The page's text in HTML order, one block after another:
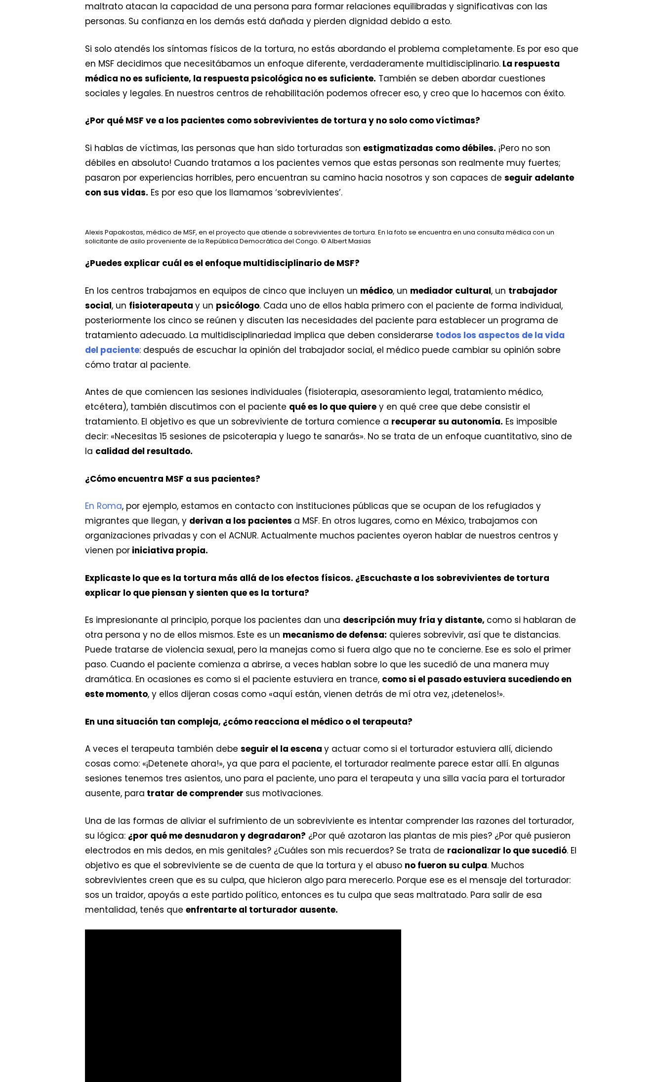
maltrato atacan la capacidad de una persona para formar relaciones equilibradas y significativas con las
personas. Su confianza en los demás está dañada y pierden dignidad debido a esto.
Si solo atendés los síntomas físicos de la tortura, no estás abordando el problema completamente. Es por eso que
en MSF decidimos que necesitábamos un enfoque diferente, verdaderamente multidisciplinario. La respuesta
médica no es suficiente, la respuesta psicológica no es suficiente. También se deben abordar cuestiones
sociales y legales. En nuestros centros de rehabilitación podemos ofrecer eso, y creo que lo hacemos con éxito.
¿Por qué MSF ve a los pacientes como sobrevivientes de tortura y no solo como víctimas?
Si hablas de víctimas, las personas que han sido torturadas son estigmatizadas como débiles. ¡Pero no son
débiles en absoluto! Cuando tratamos a los pacientes vemos que estas personas son realmente muy fuertes;
pasaron por experiencias horribles, pero encuentran su camino hacia nosotros y son capaces de seguir adelante
con sus vidas. Es por eso que los llamamos ‘sobrevivientes’.
Alexis Papakostas, médico de MSF, en el proyecto que atiende a sobrevivientes de tortura. En la foto se encuentra en una consulta médica con un
solicitante de asilo proveniente de la República Democrática del Congo. © Albert Masias
¿Puedes explicar cuál es el enfoque multidisciplinario de MSF?
En los centros trabajamos en equipos de cinco que incluyen un médico, un mediador cultural, un trabajador
social, un fisioterapeuta y un psicólogo. Cada uno de ellos habla primero con el paciente de forma individual,
posteriormente los cinco se reúnen y discuten las necesidades del paciente para establecer un programa de
tratamiento adecuado. La multidisciplinariedad implica que deben considerarse todos los aspectos de la vida
del paciente: después de escuchar la opinión del trabajador social, el médico puede cambiar su opinión sobre
cómo tratar al paciente.
Antes de que comiencen las sesiones individuales (fisioterapia, asesoramiento legal, tratamiento médico,
etcétera), también discutimos con el paciente qué es lo que quiere y en qué cree que debe consistir el
tratamiento. El objetivo es que un sobreviviente de tortura comience a recuperar su autonomía. Es imposible
decir: «Necesitas 15 sesiones de psicoterapia y luego te sanarás». No se trata de un enfoque cuantitativo, sino de
la calidad del resultado.
¿Cómo encuentra MSF a sus pacientes?
En Roma, por ejemplo, estamos en contacto con instituciones públicas que se ocupan de los refugiados y
migrantes que llegan, y derivan a los pacientes a MSF. En otros lugares, como en México, trabajamos con
organizaciones privadas y con el ACNUR. Actualmente muchos pacientes oyeron hablar de nuestros centros y
vienen por iniciativa propia.
Explicaste lo que es la tortura más allá de los efectos físicos. ¿Escuchaste a los sobrevivientes de tortura
explicar lo que piensan y sienten que es la tortura?
Es impresionante al principio, porque los pacientes dan una descripción muy fría y distante, como si hablaran de
otra persona y no de ellos mismos. Este es un mecanismo de defensa: quieres sobrevivir, así que te distancias.
Puede tratarse de violencia sexual, pero la manejas como si fuera algo que no te concierne. Ese es solo el primer
paso. Cuando el paciente comienza a abrirse, a veces hablan sobre lo que les sucedió de una manera muy
dramática. En ocasiones es como si el paciente estuviera en trance, como si el pasado estuviera sucediendo en
este momento, y ellos dijeran cosas como «aquí están, vienen detrás de mí otra vez, ¡detenelos!».
En una situación tan compleja, ¿cómo reacciona el médico o el terapeuta?
A veces el terapeuta también debe seguir el la escena y actuar como si el torturador estuviera allí, diciendo
cosas como: «¡Detenete ahora!», ya que para el paciente, el torturador realmente parece estar allí. En algunas
sesiones tenemos tres asientos, uno para el paciente, uno para el terapeuta y una silla vacía para el torturador
ausente, para tratar de comprender sus motivaciones.
Una de las formas de aliviar el sufrimiento de un sobreviviente es intentar comprender las razones del torturador,
su lógica: ¿por qué me desnudaron y degradaron? ¿Por qué azotaron las plantas de mis pies? ¿Por qué pusieron
electrodos en mis dedos, en mis genitales? ¿Cuáles son mis recuerdos? Se trata de racionalizar lo que sucedió. El
objetivo es que el sobreviviente se de cuenta de que la tortura y el abuso no fueron su culpa. Muchos
sobrevivientes creen que es su culpa, que hicieron algo para merecerlo. Porque ese es el mensaje del torturador:
sos un traidor, apoyás a este partido político, entonces es tu culpa que seas maltratado. Para salir de esa
mentalidad, tenés que enfrentarte al torturador ausente.